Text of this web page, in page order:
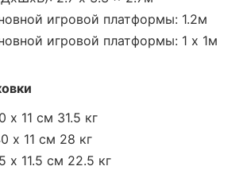
игровой платформы: 1.2м
игровой платформы: 1 x 1м
х 11 см 31.5 кг
х 11 см 28 кг
х 11.5 см 22.5 кг